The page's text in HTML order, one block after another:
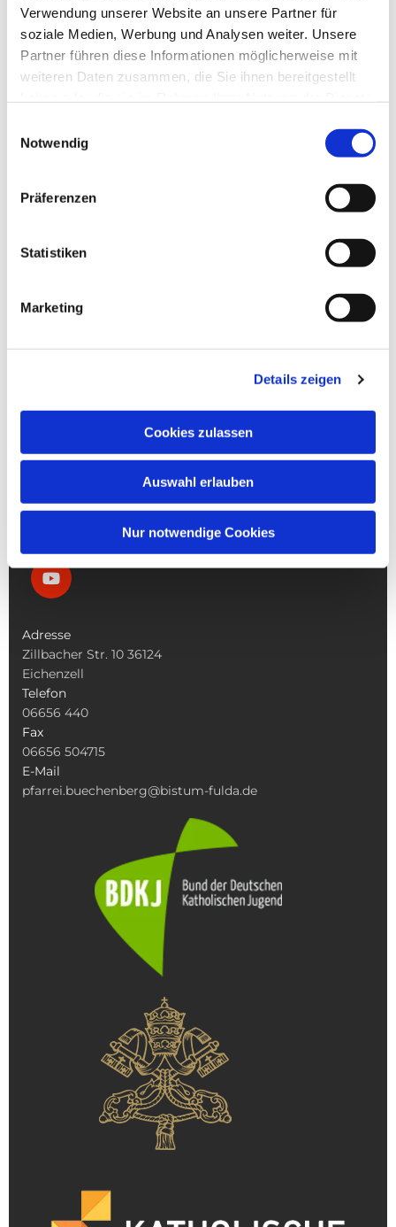
Verwendung unserer Website an unsere Partner für
soziale Medien, Werbung und Analysen weiter. Unsere
Partner führen diese Informationen möglicherweise mit
weiteren Daten zusammen, die Sie ihnen bereitgestellt
Notwendig
Präferenzen
Statistiken
Marketing
Details zeigen
Cookies zulassen
Auswahl erlauben
Nur notwendige Cookies
Die Kita
Die Kirchen
Adresse
Zillbacher Str. 10 36124
Eichenzell
Telefon
06656 440
Fax
06656 504715
E-Mail
pfarrei.buechenberg@bistum-fulda.de